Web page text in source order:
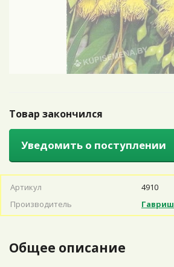
Товар закончился
Уведомить о поступлении
Артикул
4910
Производитель
Гавриш
Общее описание